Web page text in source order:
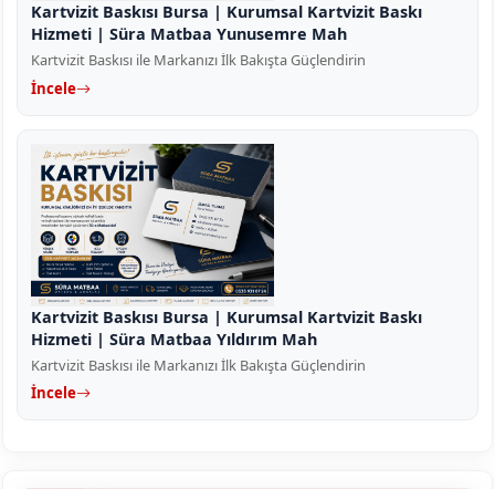
Kartvizit Baskısı Bursa | Kurumsal Kartvizit Baskı
Hizmeti | Süra Matbaa Yunusemre Mah
Kartvizit Baskısı ile Markanızı İlk Bakışta Güçlendirin
İncele
Kartvizit Baskısı Bursa | Kurumsal Kartvizit Baskı
Hizmeti | Süra Matbaa Yıldırım Mah
Kartvizit Baskısı ile Markanızı İlk Bakışta Güçlendirin
İncele